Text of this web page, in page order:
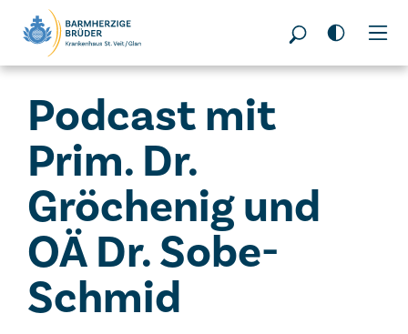
Seitenbereiche:
Podcast mit
Prim. Dr.
Gröchenig und
OÄ Dr. Sobe-
Schmid